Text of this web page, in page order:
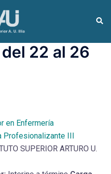
22 al 26
en Enfermería
Profesionalizante III
SUPERIOR ARTURO U.